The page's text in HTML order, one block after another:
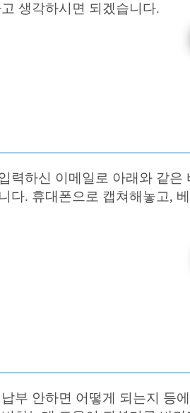
생각하시면 되겠습니다.
력하신 이메일로 아래와 같
다. 휴대폰으로 캡쳐해놓고,
부 안하면 어떻게 되는지 등